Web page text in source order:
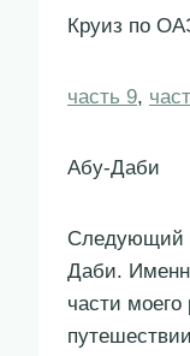
Круиз по
часть 9,
Абу-Даби
Следующий
Даби.
части моего